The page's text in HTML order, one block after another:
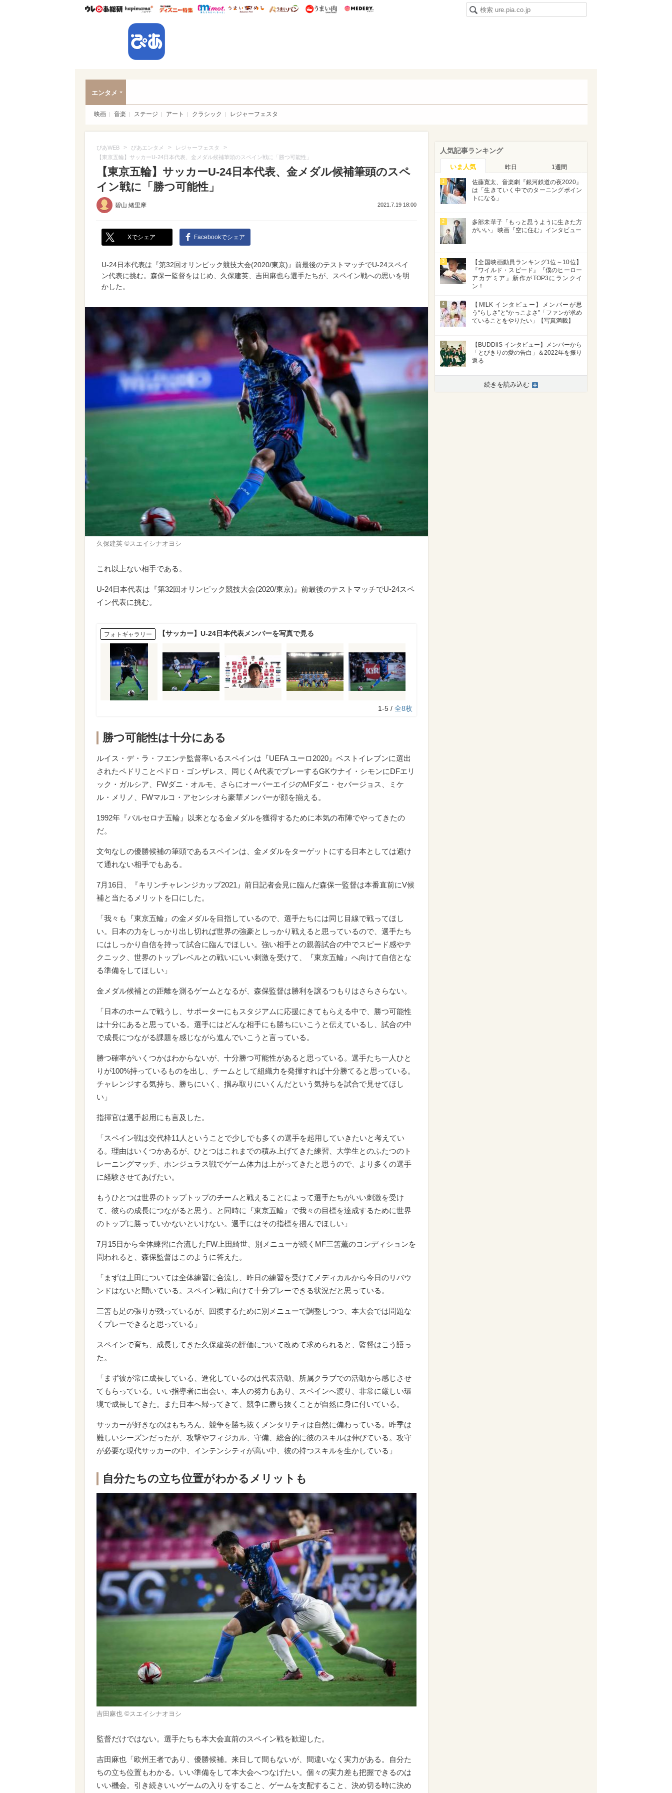
ウレぴあ総研ハピママ* ウレぴあ総研 ディズニー特集
mimot. うまいめし うまいパン うまい肉
エンタメ
映画 音楽 ステージ アート クラシック レジャーフェスタ
ぴあWEB > ぴあエンタメ > レジャーフェスタ >
【東京五輪】サッカーU-24日本代表、金メダル候補筆頭のスペイン戦に「勝つ可能性」
【東京五輪】サッカーU-24日本代表、金メダル候補筆頭のスペ
イン戦に「勝つ可能性」
碧山 緒里摩 2021.7.19 18:00
Xでシェア Facebookでシェア
U-24日本代表は『第32回オリンピック競技大会(2020/東京)』前最後のテストマッチでU-24スペイ
ン代表に挑む。森保一監督をはじめ、久保建英、吉田麻也ら選手たちが、スペイン戦への思いを明
かした。
久保建英 ©スエイシナオヨシ
これ以上ない相手である。
U-24日本代表は『第32回オリンピック競技大会(2020/東京)』前最後のテストマッチでU-24スペ
イン代表に挑む。
フォトギャラリー 【サッカー】U-24日本代表メンバーを写真で見る
1-5 / 全8枚
勝つ可能性は十分にある
ルイス・デ・ラ・フエンテ監督率いるスペインは『UEFA ユーロ2020』ベストイレブンに選出
されたペドリことペドロ・ゴンザレス、同じくA代表でプレーするGKウナイ・シモンにDFエリ
ック・ガルシア、FWダニ・オルモ、さらにオーバーエイジのMFダニ・セバージョス、ミケ
ル・メリノ、FWマルコ・アセンシオら豪華メンバーが顔を揃える。
1992年『バルセロナ五輪』以来となる金メダルを獲得するために本気の布陣でやってきたの
だ。
文句なしの優勝候補の筆頭であるスペインは、金メダルをターゲットにする日本としては避け
て通れない相手でもある。
7月16日、『キリンチャレンジカップ2021』前日記者会見に臨んだ森保一監督は本番直前にV候
補と当たるメリットを口にした。
「我々も『東京五輪』の金メダルを目指しているので、選手たちには同じ目線で戦ってほし
い。日本の力をしっかり出し切れば世界の強豪としっかり戦えると思っているので、選手たち
にはしっかり自信を持って試合に臨んでほしい。強い相手との親善試合の中でスピード感やテ
クニック、世界のトップレベルとの戦いにいい刺激を受けて、『東京五輪』へ向けて自信とな
る準備をしてほしい」
金メダル候補との距離を測るゲームとなるが、森保監督は勝利を譲るつもりはさらさらない。
「日本のホームで戦うし、サポーターにもスタジアムに応援にきてもらえる中で、勝つ可能性
は十分にあると思っている。選手にはどんな相手にも勝ちにいこうと伝えているし、試合の中
で成長につながる課題を感じながら進んでいこうと言っている。
勝つ確率がいくつかはわからないが、十分勝つ可能性があると思っている。選手たち一人ひと
りが100%持っているものを出し、チームとして組織力を発揮すれば十分勝てると思っている。
チャレンジする気持ち、勝ちにいく、掴み取りにいくんだという気持ちを試合で見せてほし
い」
指揮官は選手起用にも言及した。
「スペイン戦は交代枠11人ということで少しでも多くの選手を起用していきたいと考えてい
る。理由はいくつかあるが、ひとつはこれまでの積み上げてきた練習、大学生とのふたつのト
レーニングマッチ、ホンジュラス戦でゲーム体力は上がってきたと思うので、より多くの選手
に経験させてあげたい。
もうひとつは世界のトップトップのチームと戦えることによって選手たちがいい刺激を受け
て、彼らの成長につながると思う。と同時に『東京五輪』で我々の目標を達成するために世界
のトップに勝っていかないといけない。選手にはその指標を掴んでほしい」
7月15日から全体練習に合流したFW上田綺世、別メニューが続くMF三笘薫のコンディションを
問われると、森保監督はこのように答えた。
「まずは上田については全体練習に合流し、昨日の練習を受けてメディカルから今日のリバウ
ンドはないと聞いている。スペイン戦に向けて十分プレーできる状況だと思っている。
三笘も足の張りが残っているが、回復するために別メニューで調整しつつ、本大会では問題な
くプレーできると思っている」
スペインで育ち、成長してきた久保建英の評価について改めて求められると、監督はこう語っ
た。
「まず彼が常に成長している、進化しているのは代表活動、所属クラブでの活動から感じさせ
てもらっている。いい指導者に出会い、本人の努力もあり、スペインへ渡り、非常に厳しい環
境で成長してきた。また日本へ帰ってきて、競争に勝ち抜くことが自然に身に付いている。
サッカーが好きなのはもちろん、競争を勝ち抜くメンタリティは自然に備わっている。昨季は
難しいシーズンだったが、攻撃やフィジカル、守備、総合的に彼のスキルは伸びている。攻守
が必要な現代サッカーの中、インテンシティが高い中、彼の持つスキルを生かしている」
自分たちの立ち位置がわかるメリットも
吉田麻也 ©スエイシナオヨシ
監督だけではない。選手たちも本大会直前のスペイン戦を歓迎した。
吉田麻也「欧州王者であり、優勝候補。来日して間もないが、間違いなく実力がある。自分た
ちの立ち位置もわかる。いい準備をして本大会へつなげたい。個々の実力差も把握できるのは
いい機会。引き続きいいゲームの入りをすること、ゲームを支配すること、決め切る時に決め
人気記事ランキング
いま人気 昨日 1週間
1
佐藤寛太、音楽劇『銀河鉄道の夜2020』
は「生きていく中でのターニングポイン
トになる」
2
多部未華子「もっと思うように生きた方
がいい」 映画『空に住む』インタビュー
3
【全国映画動員ランキング1位～10位】
『ワイルド・スピード』『僕のヒーロー
アカデミア』新作がTOP3にランクイ
ン！
4
【M!LK インタビュー】メンバーが思
う“らしさ”と“かっこよさ”「ファンが求め
ていることをやりたい」【写真満載】
5
【BUDDiiS インタビュー】メンバーから
「とびきりの愛の告白」＆2022年を振り
返る
続きを読み込む